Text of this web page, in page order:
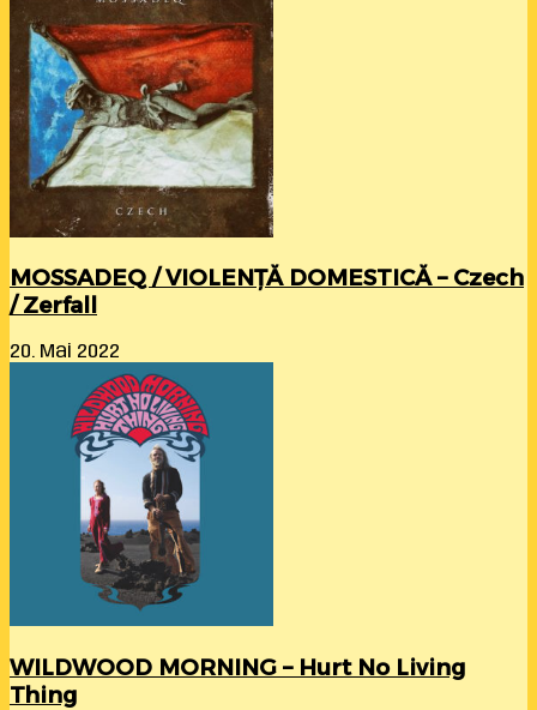
MOSSADEQ / VIOLENȚĂ DOMESTICĂ – Czech
/ Zerfall
20. Mai 2022
WILDWOOD MORNING – Hurt No Living
Thing